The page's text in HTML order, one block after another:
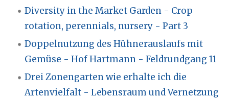
Diversity in the Market Garden - Crop
rotation, perennials, nursery - Part 3
Doppelnutzung des Hühnerauslaufs mit
Gemüse - Hof Hartmann - Feldrundgang 11
Drei Zonengarten wie erhalte ich die
Artenvielfalt - Lebensraum und Vernetzung